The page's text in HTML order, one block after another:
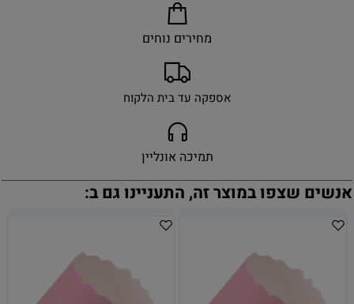
מחירים נוחים
אספקה עד בית הלקוח
תמיכה אונליין
אנשים שצפו במוצר זה, התעניינו גם ב: